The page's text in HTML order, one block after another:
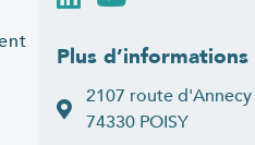
Plus d’informations
2107 route d'Annecy
74330 POISY